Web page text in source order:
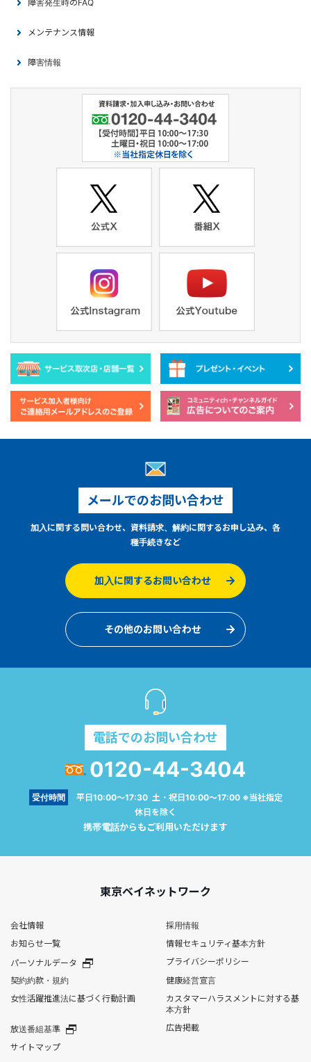
障害発生時のFAQ
メンテナンス情報
障害情報
メールでのお問い合わせ
加入に関する問い合わせ、資料請求、解約に関するお申し込み、各
種手続きなど
加入に関するお問い合わせ
その他のお問い合わせ
電話でのお問い合わせ
0120-44-3404
受付時間
平日10:00～17:30 土・祝日10:00～17:00 ※当社指定
休日を除く
携帯電話からもご利用いただけます
東京ベイネットワーク
会社情報
採用情報
お知らせ一覧
情報セキュリティ基本方針
パーソナルデータ
プライバシーポリシー
契約約款・規約
健康経営宣言
女性活躍推進法に基づく行動計画
カスタマーハラスメントに対する基
本方針
放送番組基準
広告掲載
サイトマップ